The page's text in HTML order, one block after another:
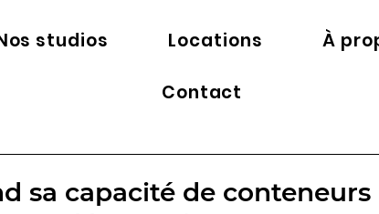
studios Locations À
Contact
sa capacité de conteneurs